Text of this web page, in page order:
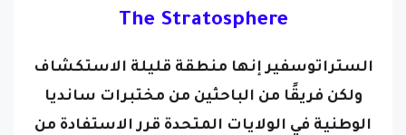
The Stratosphere
الستراتوسفير إنها منطقة قليلة الاستكشاف
ولكن فريقًا من الباحثين من مختبرات سانديا
الوطنية في الولايات المتحدة قرر الاستفادة من